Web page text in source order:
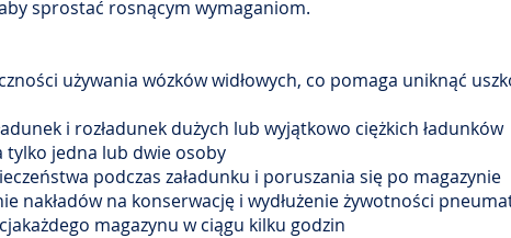
sprostać rosnącym wymaganiom.
używania wózków widłowych, co pomaga uniknąć
i rozładunek dużych lub wyjątkowo ciężkich ładunków
tylko jedna lub dwie osoby
podczas załadunku i poruszania się po magazynie
nakładów na konserwację i wydłużenie żywotności
magazynu w ciągu kilku godzin